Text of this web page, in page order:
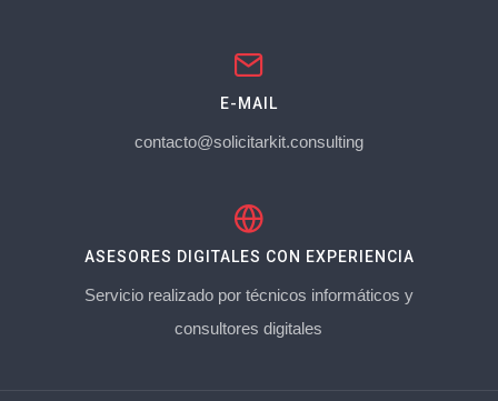
E-MAIL
contacto@solicitarkit.consulting
ASESORES DIGITALES CON EXPERIENCIA
Servicio realizado por técnicos informáticos y
consultores digitales